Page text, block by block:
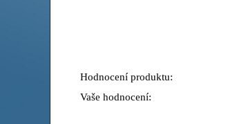
Hodnocení produktu:
Vaše hodnocení: